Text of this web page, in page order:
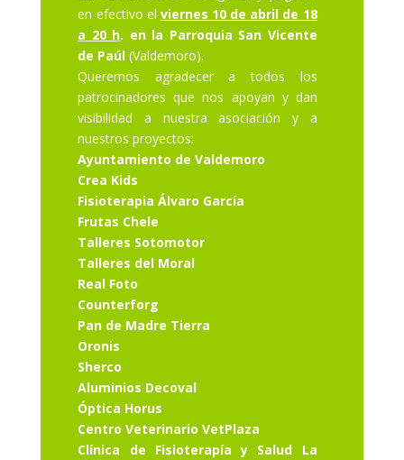
en efectivo el viernes 10 de abril de 18
a 20 h. en la Parroquia San Vicente
de Paúl (Valdemoro).
Queremos agradecer a todos los
patrocinadores que nos apoyan y dan
visibilidad a nuestra asociación y a
nuestros proyectos:
Ayuntamiento de Valdemoro
Crea Kids
Fisioterapia Álvaro García
Frutas Chele
Talleres Sotomotor
Talleres del Moral
Real Foto
Counterforg
Pan de Madre Tierra
Oronis
Sherco
Aluminios Decoval
Óptica Horus
Centro Veterinario VetPlaza
Clínica de Fisioterapía y Salud La